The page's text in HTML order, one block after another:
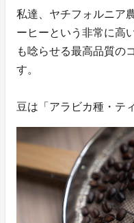
私達、ヤチフォルニア
ーヒーという非常に高
も唸らせる最高品質の
す。
豆は「アラビカ種・テ